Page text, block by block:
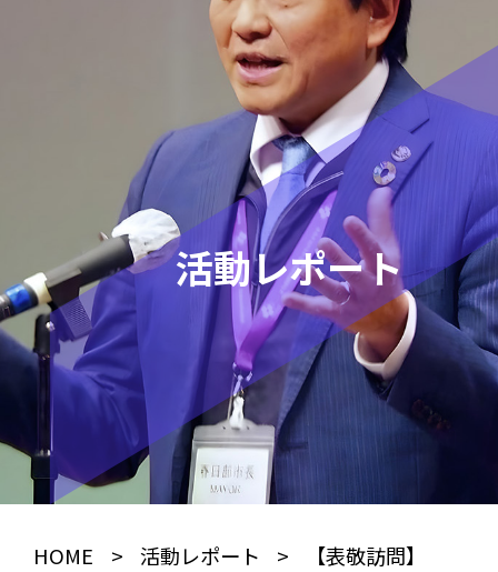
活動レポート
HOME > 活動レポート > 【表敬訪問】